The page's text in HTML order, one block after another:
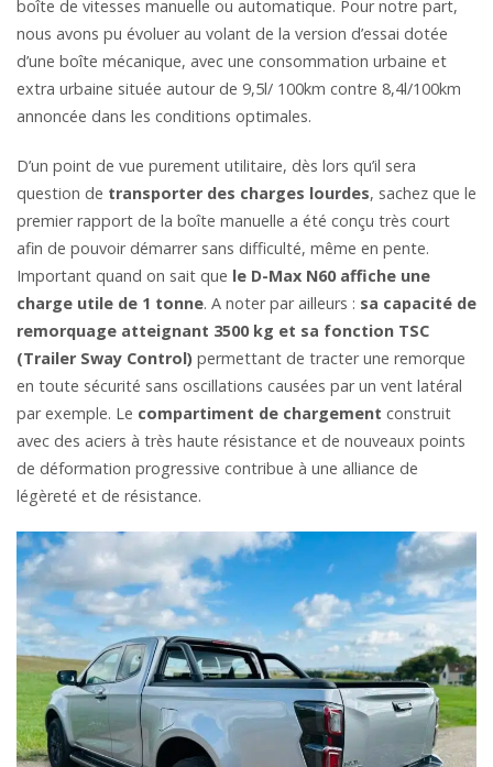
boîte de vitesses manuelle ou automatique. Pour notre part,
nous avons pu évoluer au volant de la version d’essai dotée
d’une boîte mécanique, avec une consommation urbaine et
extra urbaine située autour de 9,5l/ 100km contre 8,4l/100km
annoncée dans les conditions optimales.
D’un point de vue purement utilitaire, dès lors qu’il sera
question de transporter des charges lourdes, sachez que le
premier rapport de la boîte manuelle a été conçu très court
afin de pouvoir démarrer sans difficulté, même en pente.
Important quand on sait que le D-Max N60 affiche une
charge utile de 1 tonne. A noter par ailleurs : sa capacité de
remorquage atteignant 3500 kg et sa fonction TSC
(Trailer Sway Control) permettant de tracter une remorque
en toute sécurité sans oscillations causées par un vent latéral
par exemple. Le compartiment de chargement construit
avec des aciers à très haute résistance et de nouveaux points
de déformation progressive contribue à une alliance de
légèreté et de résistance.